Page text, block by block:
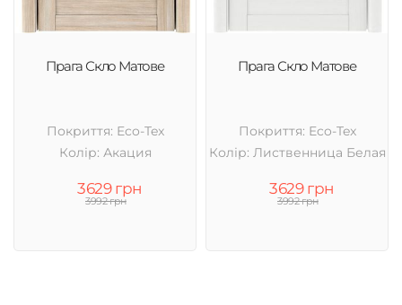
Прага Скло Матове
Покриття: Eco-Tex
Колір: Акация
3629 грн
3992 грн
Прага Скло Матове
Покриття: Eco-Tex
Колір: Лиственница Белая
3629 грн
3992 грн